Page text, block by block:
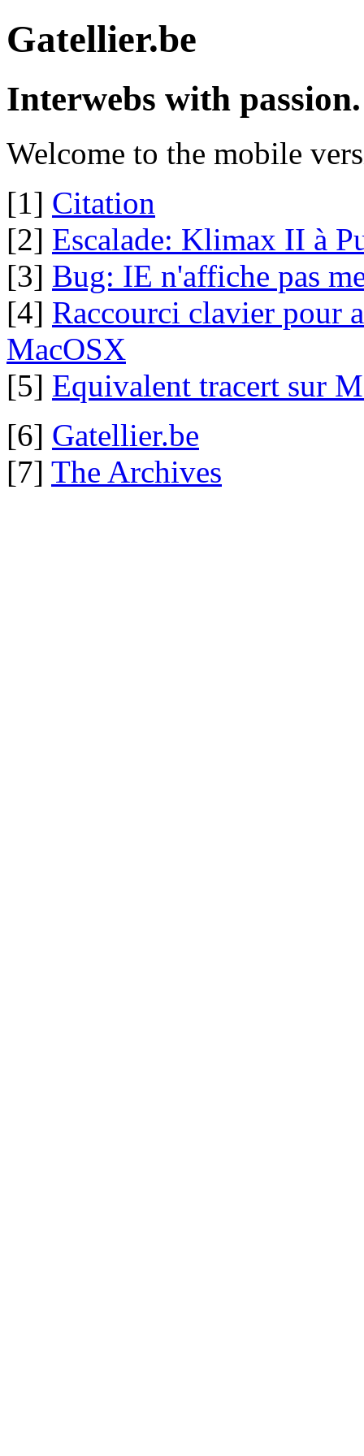
Gatellier.be
Interwebs with passion.
Welcome to the mobile
[1] Citation
[2] Escalade: Klimax II à
[3] Bug: IE n'affiche pas
[4] Raccourci clavier pour
MacOSX
[5] Equivalent tracert sur
[6] Gatellier.be
[7] The Archives